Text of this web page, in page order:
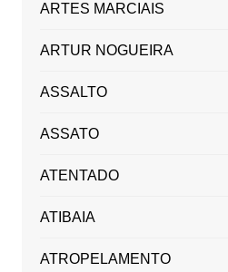
ARTES MARCIAIS
ARTUR NOGUEIRA
ASSALTO
ASSATO
ATENTADO
ATIBAIA
ATROPELAMENTO